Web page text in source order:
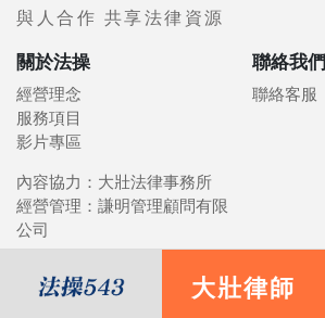
與人合作 共享法律資源
關於法操
經營理念
服務項目
影片專區
聯絡我們
聯絡客服
內容協力：大壯法律事務所
經營管理：謙明管理顧問有限
公司
大壯律師